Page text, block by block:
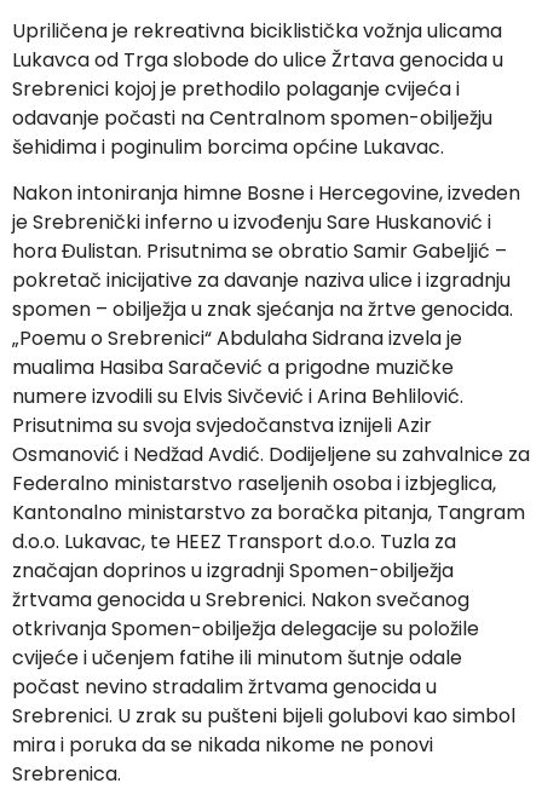
Upriličena je rekreativna biciklistička vožnja ulicama
Lukavca od Trga slobode do ulice Žrtava genocida u
Srebrenici kojoj je prethodilo polaganje cvijeća i
odavanje počasti na Centralnom spomen-obilježju
šehidima i poginulim borcima općine Lukavac.
Nakon intoniranja himne Bosne i Hercegovine, izveden
je Srebrenički inferno u izvođenju Sare Huskanović i
hora Đulistan. Prisutnima se obratio Samir Gabeljić –
pokretač inicijative za davanje naziva ulice i izgradnju
spomen – obilježja u znak sjećanja na žrtve genocida.
„Poemu o Srebrenici“ Abdulaha Sidrana izvela je
mualima Hasiba Saračević a prigodne muzičke
numere izvodili su Elvis Sivčević i Arina Behlilović.
Prisutnima su svoja svjedočanstva iznijeli Azir
Osmanović i Nedžad Avdić. Dodijeljene su zahvalnice za
Federalno ministarstvo raseljenih osoba i izbjeglica,
Kantonalno ministarstvo za boračka pitanja, Tangram
d.o.o. Lukavac, te HEEZ Transport d.o.o. Tuzla za
značajan doprinos u izgradnji Spomen-obilježja
žrtvama genocida u Srebrenici. Nakon svečanog
otkrivanja Spomen-obilježja delegacije su položile
cvijeće i učenjem fatihe ili minutom šutnje odale
počast nevino stradalim žrtvama genocida u
Srebrenici. U zrak su pušteni bijeli golubovi kao simbol
mira i poruka da se nikada nikome ne ponovi
Srebrenica.